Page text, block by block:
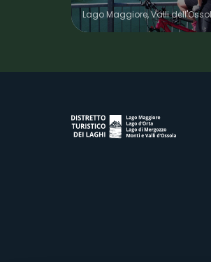
Lago Maggiore, Valli